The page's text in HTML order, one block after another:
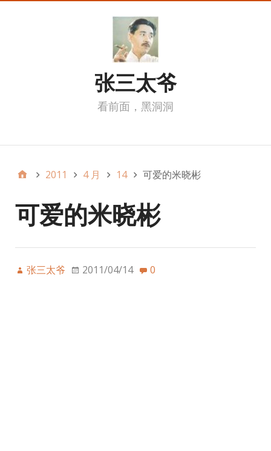
张三太爷
看前面，黑洞洞
2011 4 月 14 可爱的米晓彬
可爱的米晓彬
张三太爷 2011/04/14 0